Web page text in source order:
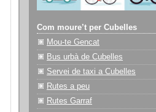
Com moure’t per Cubelles
Mou-te Gencat
Bus urbà de Cubelles
Servei de taxi a Cubelles
Rutes a peu
Rutes Garraf